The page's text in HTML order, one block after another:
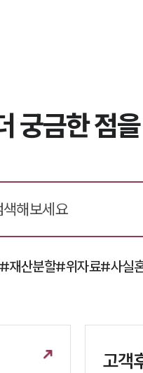
궁금한 점
재산분할#위자료#사실
고객